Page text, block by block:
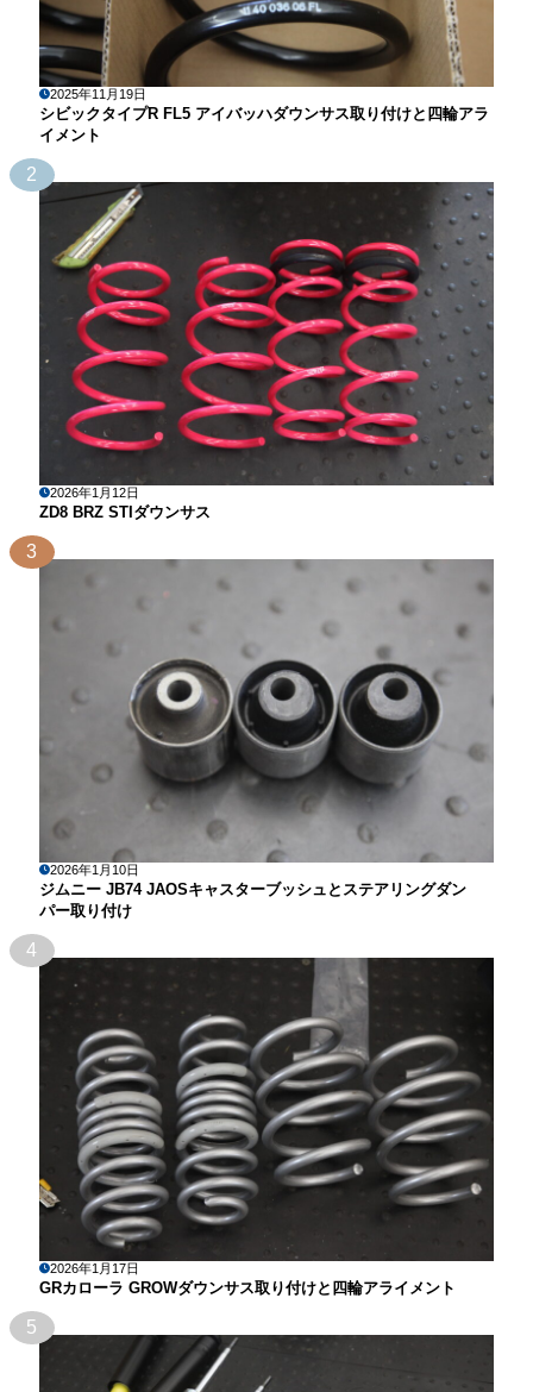
2025年11月19日
シビックタイプR FL5 アイバッハダウンサス取り付けと四輪アラ
イメント
2
2026年1月12日
ZD8 BRZ STIダウンサス
3
2026年1月10日
ジムニー JB74 JAOSキャスターブッシュとステアリングダン
パー取り付け
4
2026年1月17日
GRカローラ GROWダウンサス取り付けと四輪アライメント
5